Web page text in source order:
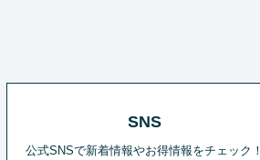
SNS
公式SNSで新着情報やお得情報をチェック！